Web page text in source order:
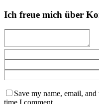
Ich freue mich über
Save my name, email,